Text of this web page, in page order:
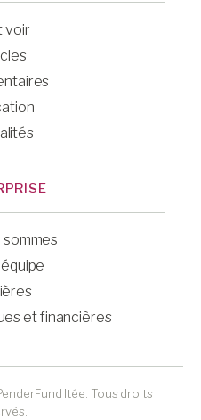
voir
sommes
et financières
ltée. Tous droits